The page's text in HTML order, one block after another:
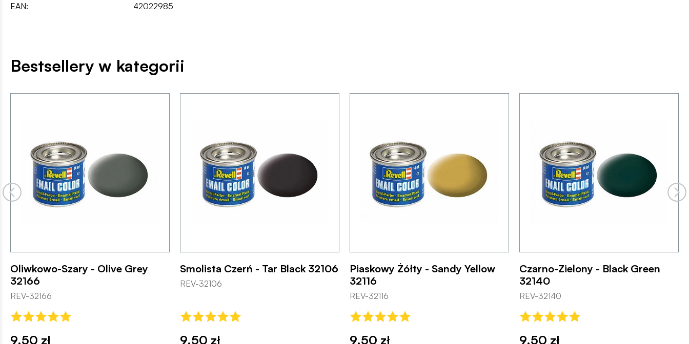
EAN:
42022985
Bestsellery w kategorii
Oliwkowo-Szary - Olive Grey
32166
REV-32166
9,50 zł
Smolista Czerń - Tar Black 32106
REV-32106
9,50 zł
Piaskowy Żółty - Sandy Yellow
32116
REV-32116
9,50 zł
Czarno-Zielony - Black Green
32140
REV-32140
9,50 zł